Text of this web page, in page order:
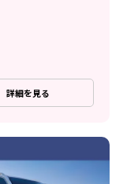
詳細を見る